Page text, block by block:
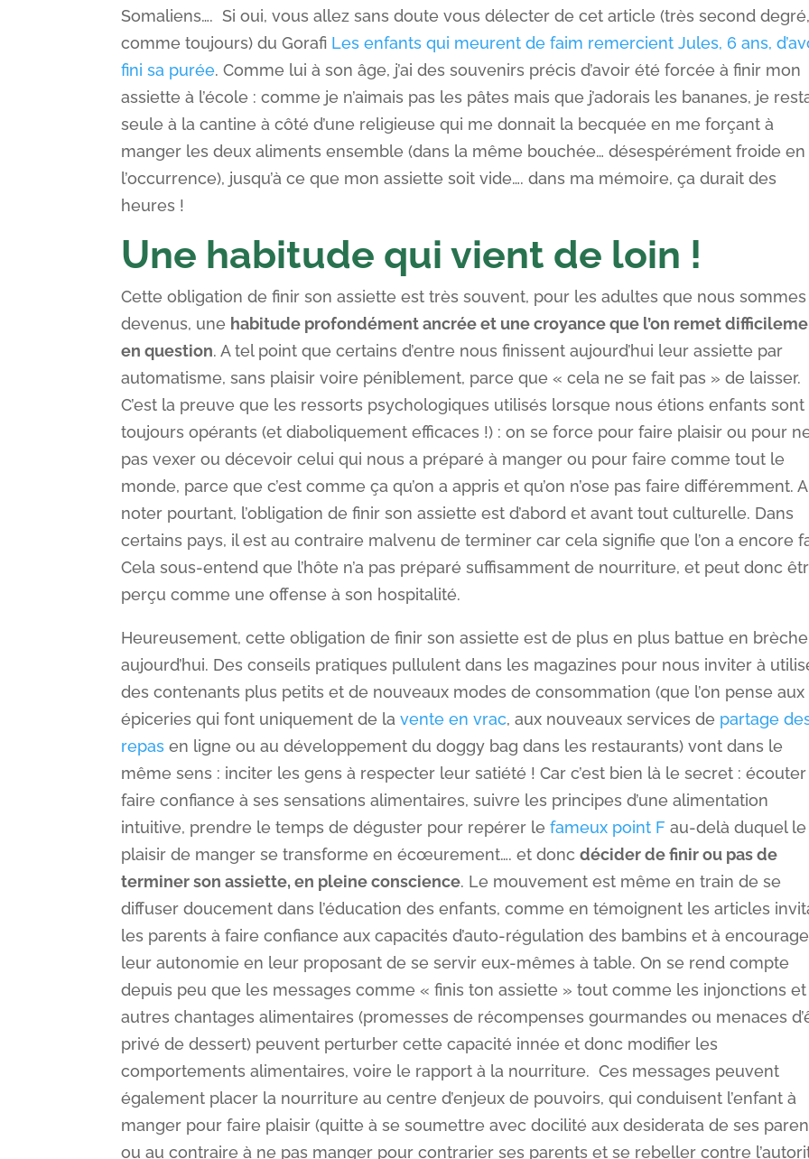
Somaliens…. Si oui, vous allez sans doute vous délecter de cet article (très second degré,
comme toujours) du Gorafi Les enfants qui meurent de faim remercient Jules, 6 ans,
fini sa purée. Comme lui à son âge, j’ai des souvenirs précis d’avoir été forcée à finir mon
assiette à l’école : comme je n’aimais pas les pâtes mais que j’adorais les bananes, je
seule à la cantine à côté d’une religieuse qui me donnait la becquée en me forçant à
manger les deux aliments ensemble (dans la même bouchée… désespérément froide en
l’occurrence), jusqu’à ce que mon assiette soit vide…. dans ma mémoire, ça durait des
heures !
Une habitude qui vient de loin !
Cette obligation de finir son assiette est très souvent, pour les adultes que nous sommes
devenus, une habitude profondément ancrée et une croyance que l’on remet
en question. A tel point que certains d’entre nous finissent aujourd’hui leur assiette par
automatisme, sans plaisir voire péniblement, parce que « cela ne se fait pas » de laisser.
C’est la preuve que les ressorts psychologiques utilisés lorsque nous étions enfants sont
toujours opérants (et diaboliquement efficaces !) : on se force pour faire plaisir ou pour
pas vexer ou décevoir celui qui nous a préparé à manger ou pour faire comme tout le
monde, parce que c’est comme ça qu’on a appris et qu’on n’ose pas faire différemment. A
noter pourtant, l’obligation de finir son assiette est d’abord et avant tout culturelle. Dans
certains pays, il est au contraire malvenu de terminer car cela signifie que l’on a encore
Cela sous-entend que l’hôte n’a pas préparé suffisamment de nourriture, et peut donc
perçu comme une offense à son hospitalité.
Heureusement, cette obligation de finir son assiette est de plus en plus battue en brèche
aujourd’hui. Des conseils pratiques pullulent dans les magazines pour nous inviter à
des contenants plus petits et de nouveaux modes de consommation (que l’on pense aux
épiceries qui font uniquement de lavente en vrac, aux nouveaux services de partage
repas en ligne ou au développement du doggy bag dans les restaurants) vont dans le
même sens : inciter les gens à respecter leur satiété ! Car c’est bien là le secret :
faire confiance à ses sensations alimentaires, suivre les principes d’une alimentation
intuitive, prendre le temps de déguster pour repérer lefameux point F au-delà duquel le
plaisir de manger se transforme en écœurement…. et doncdécider de finir ou pas de
terminer son assiette, en pleine conscience. Le mouvement est même en train de se
diffuser doucement dans l’éducation des enfants, comme en témoignent les articles
les parents à faire confiance aux capacités d’auto-régulation des bambins et à
leur autonomie en leur proposant de se servir eux-mêmes à table. On se rend compte
depuis peu que les messages comme « finis ton assiette » tout comme les injonctions et
autres chantages alimentaires (promesses de récompenses gourmandes ou menaces
privé de dessert) peuvent perturber cette capacité innée et donc modifier les
comportements alimentaires, voire le rapport à la nourriture. Ces messages peuvent
également placer la nourriture au centre d’enjeux de pouvoirs, qui conduisent l’enfant à
manger pour faire plaisir (quitte à se soumettre avec docilité aux desiderata de ses
ou au contraire à ne pas manger pour contrarier ses parents et se rebeller contre